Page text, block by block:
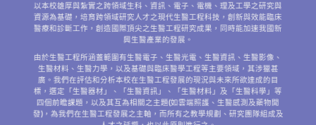
以本校雄厚與紮實之跨領域生科、資訊、電子、電機、理及工學之研究與
資源為基礎，培育跨領域研究人才之現代生醫工程科技，創新與效能臨床
醫療和診斷工作，創造國際頂尖之生醫工程研究成果，同時能加速我國新
興生醫產業的發展。
由於生醫工程所涵蓋範圍有生醫電子、生醫光電、生醫資訊、生醫影像、
生醫材料、生醫力學，以及基礎與臨床醫學工程等主要領域，其涉獵甚
廣。我們在評估和分析本校在生醫工程發展的現況與未來所欲達成的目
標，選定「生醫器材」、「生醫資訊」、「生醫材料」及「生醫科學」等
四個前瞻課題，以及其互為相關之主題(如雲端照護、生醫感測及藥物開
發)，為我們在生醫工程發展之主軸，而所有之教學規劃、研究團隊組成及